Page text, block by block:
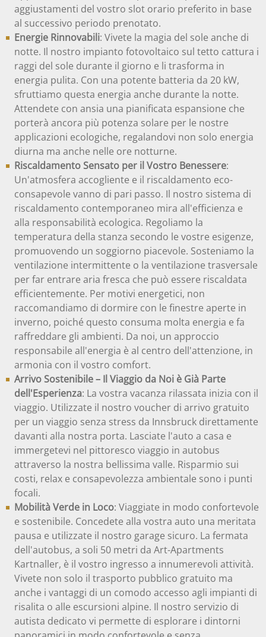
aggiustamenti del vostro slot orario preferito in base
al successivo periodo prenotato.
Energie Rinnovabili: Vivete la magia del sole anche di
notte. Il nostro impianto fotovoltaico sul tetto cattura i
raggi del sole durante il giorno e li trasforma in
energia pulita. Con una potente batteria da 20 kW,
sfruttiamo questa energia anche durante la notte.
Attendete con ansia una pianificata espansione che
porterà ancora più potenza solare per le nostre
applicazioni ecologiche, regalandovi non solo energia
diurna ma anche nelle ore notturne.
Riscaldamento Sensato per il Vostro Benessere:
Un'atmosfera accogliente e il riscaldamento eco-
consapevole vanno di pari passo. Il nostro sistema di
riscaldamento contemporaneo mira all'efficienza e
alla responsabilità ecologica. Regoliamo la
temperatura della stanza secondo le vostre esigenze,
promuovendo un soggiorno piacevole. Sosteniamo la
ventilazione intermittente o la ventilazione trasversale
per far entrare aria fresca che può essere riscaldata
efficientemente. Per motivi energetici, non
raccomandiamo di dormire con le finestre aperte in
inverno, poiché questo consuma molta energia e fa
raffreddare gli ambienti. Da noi, un approccio
responsabile all'energia è al centro dell'attenzione, in
armonia con il vostro comfort.
Arrivo Sostenibile – Il Viaggio da Noi è Già Parte
dell'Esperienza: La vostra vacanza rilassata inizia con il
viaggio. Utilizzate il nostro voucher di arrivo gratuito
per un viaggio senza stress da Innsbruck direttamente
davanti alla nostra porta. Lasciate l'auto a casa e
immergetevi nel pittoresco viaggio in autobus
attraverso la nostra bellissima valle. Risparmio sui
costi, relax e consapevolezza ambientale sono i punti
focali.
Mobilità Verde in Loco: Viaggiate in modo confortevole
e sostenibile. Concedete alla vostra auto una meritata
pausa e utilizzate il nostro garage sicuro. La fermata
dell'autobus, a soli 50 metri da Art-Apartments
Kartnaller, è il vostro ingresso a innumerevoli attività.
Vivete non solo il trasporto pubblico gratuito ma
anche i vantaggi di un comodo accesso agli impianti di
risalita o alle escursioni alpine. Il nostro servizio di
autista dedicato vi permette di esplorare i dintorni